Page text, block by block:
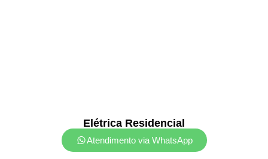
Elétrica Residencial
Atendimento via WhatsApp